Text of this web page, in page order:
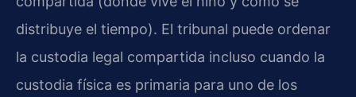
distribuye el tiempo). El tribunal puede ordenar
la custodia legal compartida incluso cuando la
custodia física es primaria para uno de los